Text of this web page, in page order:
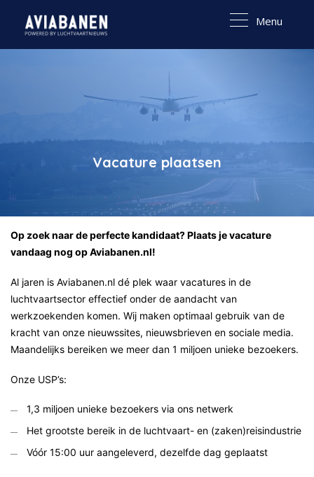
Menu
Vacature plaatsen
Op zoek naar de perfecte kandidaat? Plaats je vacature
vandaag nog op Aviabanen.nl!
Al jaren is Aviabanen.nl dé plek waar vacatures in de
luchtvaartsector effectief onder de aandacht van
werkzoekenden komen. Wij maken optimaal gebruik van de
kracht van onze nieuwssites, nieuwsbrieven en sociale media.
Maandelijks bereiken we meer dan 1 miljoen unieke bezoekers.
Onze USP’s:
1,3 miljoen unieke bezoekers via ons netwerk
Het grootste bereik in de luchtvaart- en (zaken)reisindustrie
Vóór 15:00 uur aangeleverd, dezelfde dag geplaatst